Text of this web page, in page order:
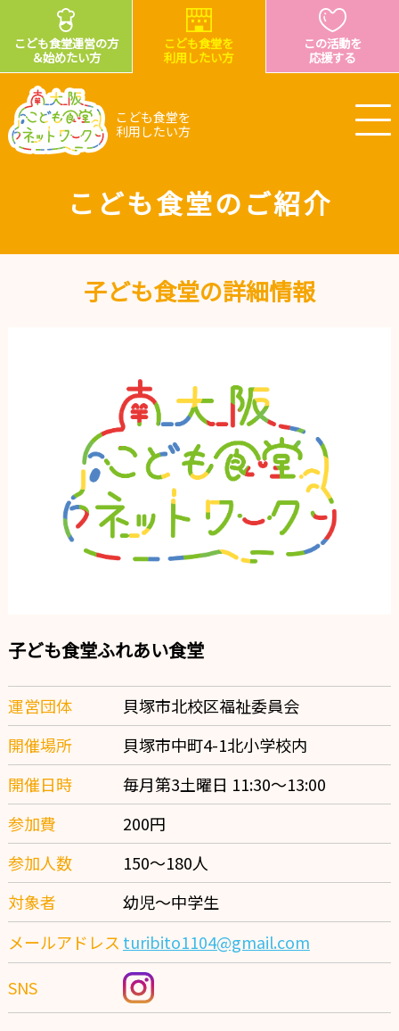
こども食堂運営の方
＆始めたい方
こども食堂を
利用したい方
この活動を
応援する
こども食堂を
利用したい方
こども食堂のご紹介
子ども食堂の詳細情報
子ども食堂ふれあい食堂
運営団体
貝塚市北校区福祉委員会
開催場所
貝塚市中町4-1北小学校内
開催日時
毎月第3土曜日 11:30〜13:00
参加費
200円
参加人数
150〜180人
対象者
幼児〜中学生
メールアドレス turibito1104@gmail.com
SNS